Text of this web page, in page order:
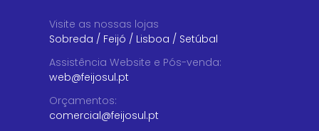
Visite as nossas lojas
Sobreda / Feijó / Lisboa / Setúbal
Assistência Website e Pós-venda:
web@feijosul.pt
Orçamentos:
comercial@feijosul.pt